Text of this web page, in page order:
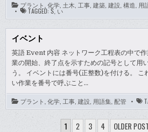
プラント ,化学 土木 工事 ,建築 ,建設 ,構造 用
TAGGED:S ,い
イベント
英語 Event 内容 ネットワーク工程表の中で
業の開始、終了点を示すための記号として用
う。 イベントには番号(正整数)を付ける。 こ
い作業を番号で呼ぶこと…
プラント ,化学 工事 ,建設 用語集 ,配管
1 2 3 4 OLDER